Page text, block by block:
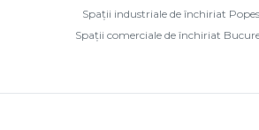
Spații industriale de închiriat
Spații comerciale de închiriat